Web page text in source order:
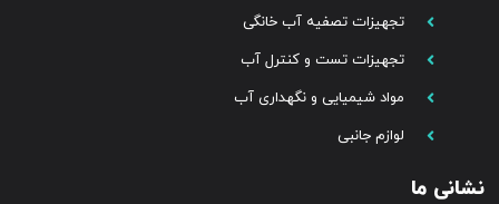
تجهیزات تصفیه آب خانگی
تجهیزات تست و کنترل آب
مواد شیمیایی و نگهداری آب
لوازم جانبی
نشانی ما